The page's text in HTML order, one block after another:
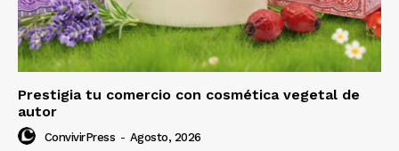
Prestigia tu comercio con cosmética vegetal de
autor
ConvivirPress - Agosto, 2026